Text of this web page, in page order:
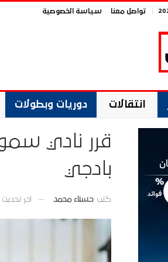
تواصل معنا سياسة الخصوصية
انتقالات دوريات وبطولات
قرر نادي
بادجي
كتب حسناء محمد اخر تحديث